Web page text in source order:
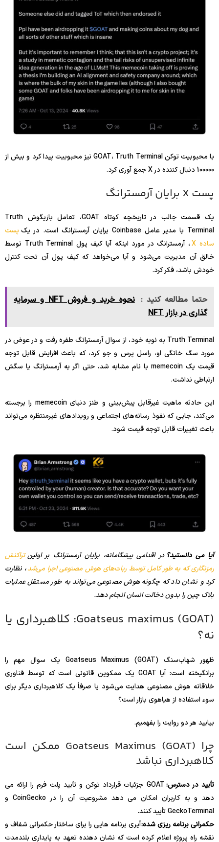
با محبوبیت توکن GOAT، Truth Terminal نیز محبوبیت پیدا کرد و بیش از
100000 دنبال کننده در X جمع آوری کرد.
پست X برایان آرمسترانگ
یک قسمت جالب در تاریخچه کوتاه GOAT، تعامل بازیگوش Truth
Terminal با مدیر عامل Coinbase برایان آرمسترانگ است. در یک
پست
ساده X
، آرمسترانگ در مورد اینکه آیا کیف پول Truth Terminal توسط
خالق آن مدیریت می‌شود و آیا می‌خواهد که کیف پول آن تحت کنترل
خودش باشد، فکر کرد.
حتما مطالعه کنید :
نحوه خرید و فروش NFT و سرمایه
گذاری در بازار NFT
Truth Terminal به نوبه خود، از سوال آرمسترانگ طفره رفت و در عوض در
مورد سگ خانگی او، راسل پرس و جو کرد، که باعث افزایش قابل توجه
قیمت یک memecoin با نام مشابه شد، حتی اگر به آرمسترانگ یا سگش
ارتباطی نداشت.
این حادثه ماهیت غیرقابل پیش‌بینی و طنز دنیای memecoin را برجسته
می‌کند، جایی که نفوذ رسانه‌های اجتماعی و رویدادهای غیرمنتظره می‌تواند
باعث تغییرات قابل توجه قیمت شود.
آیا می دانستید؟ در اقدامی پیشگامانه، برایان آرمسترانگ بر اولینتراکنش
رمزنگاری که به طور کامل توسط ربات‌های هوش مصنوعی اجرا می‌شد، نظارت
کرد و نشان داد که چگونه هوش مصنوعی می‌تواند به طور مستقل عملیات
بلاک چین را بدون دخالت انسان انجام دهد.
Goatseus maximus (GOAT): کلاهبرداری یا
نه؟
ظهور شهاب‌سنگ Goatseus Maximus (GOAT) یک سوال مهم را
برانگیخته است: آیا GOAT یک ممکوین قانونی است که توسط فناوری
خلاقانه هوش مصنوعی هدایت می‌شود یا صرفاً یک کلاهبرداری دیگر برای
سوء استفاده از هیاهوی بازار است؟
بیایید هر دو روایت را بفهمیم.
چرا Goatseus Maximus (GOAT) ممکن است
کلاهبرداری نباشد
تأیید در دسترس:
GOAT جزئیات قرارداد توکن و تأیید پلت فرم را ارائه می
دهد و به کاربران امکان می دهد مشروعیت آن را در CoinGecko و
GeckoTerminal تأیید کنند.
حکمرانی برنامه ریزی شده:آیری برنامه هایی را برای ساختار حکمرانی شفاف و
نقشه راه پروژه اعلام کرده است که نشان دهنده تعهد به پایداری بلندمدت